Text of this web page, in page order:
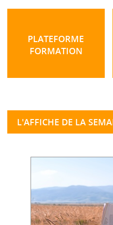
PLATEFORME
FORMATION
L'AFFICHE DE LA